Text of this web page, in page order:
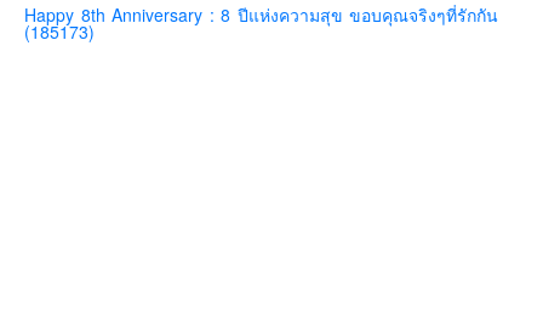
ฮอกไกโด
Happy 8th Anniversary : 8 ปีแห่งความสุข ขอบคุณจริงๆที่รักกัน
(185173)